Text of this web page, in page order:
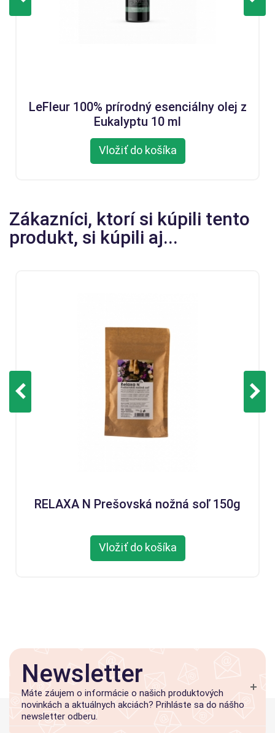
LeFleur 100% prírodný esenciálny olej z
Eukalyptu 10 ml
Vložiť do košíka
Zákazníci, ktorí si kúpili tento
produkt, si kúpili aj...
RELAXA N Prešovská nožná soľ 150g
Vložiť do košíka
Newsletter
Máte záujem o informácie o našich produktových
novinkách a aktuálnych akciách? Prihláste sa do nášho
newsletter odberu.